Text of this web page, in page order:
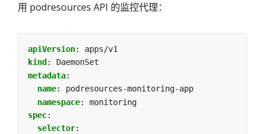
用 podresources API 的监控代理：
apiVersion:
apps/v1
kind :
DaemonSet
metadata:
name:
podresources-monitoring-app
namespace:
monitoring
spec:
selector: